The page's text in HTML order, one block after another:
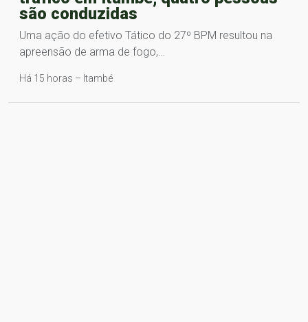
são conduzidas
Uma ação do efetivo Tático do 27º BPM resultou na
apreensão de arma de fogo,…
Há 15 horas – Itambé